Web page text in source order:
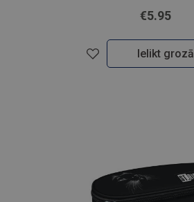
€5.95
Ielikt grozā